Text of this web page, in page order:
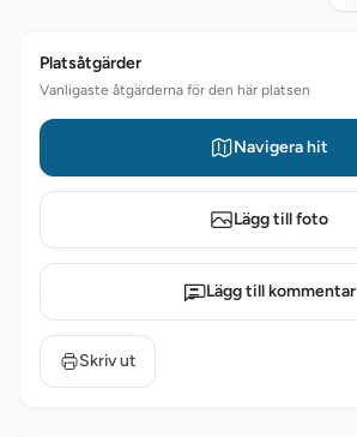
Platsåtgärder
Vanligaste åtgärderna för den här platsen
Navigera hit
Lägg till foto
Lägg till kommentar
Skriv ut